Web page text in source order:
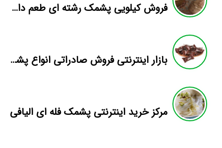
فروش کیلویی پشمک رشته ای طعم دار میوه
بازار اینترنتی فروش صادراتی انواع پشمک الیافی/شکلاتی
مرکز خرید اینترنتی پشمک فله ای الیافی